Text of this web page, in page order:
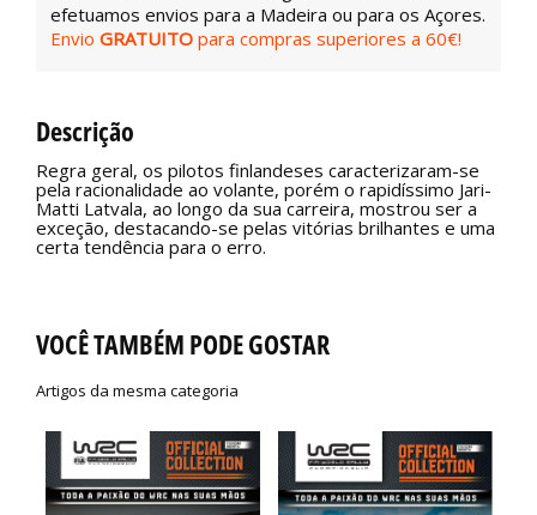
efetuamos envios para a Madeira ou para os Açores.
Envio GRATUITO para compras superiores a 60€!
Descrição
Regra geral, os pilotos finlandeses caracterizaram-se
pela racionalidade ao volante, porém o rapidíssimo Jari-
Matti Latvala, ao longo da sua carreira, mostrou ser a
exceção, destacando-se pelas vitórias brilhantes e uma
certa tendência para o erro.
VOCÊ TAMBÉM PODE GOSTAR
Artigos da mesma categoria